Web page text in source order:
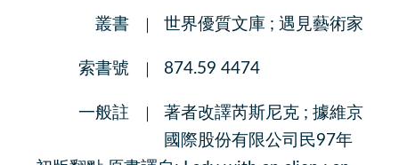
叢書 世界優質文庫 ; 遇見藝術家
索書號 874.59 4474
一般註
著者改譯芮斯尼克 ; 據維京
國際股份有限公司民97年